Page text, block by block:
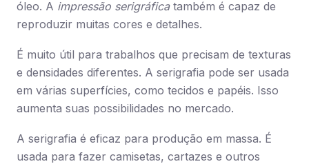
óleo. A impressão serigráficatambém é capaz de
reproduzir muitas cores e detalhes.
É muito útil para trabalhos que precisam de texturas
e densidades diferentes. A serigrafia pode ser usada
em várias superfícies, como tecidos e papéis. Isso
aumenta suas possibilidades no mercado.
A serigrafia é eficaz para produção em massa. É
usada para fazer camisetas, cartazes e outros